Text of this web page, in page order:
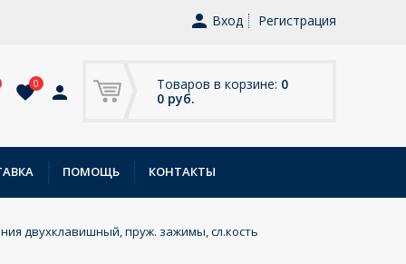
Вход Регистрация
Товаров в корзине: 0
0 руб.
0
ПОМОЩЬ КОНТАКТЫ
двухклавишный, пруж. зажимы, сл.кость